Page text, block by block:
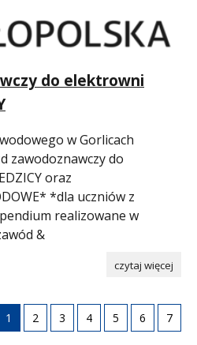
do elektrowni
w Gorlicach
zawodoznawczy do
oraz
*dla uczniów z
realizowane w
&
czytaj więcej
1 2 3 4 5 6 7